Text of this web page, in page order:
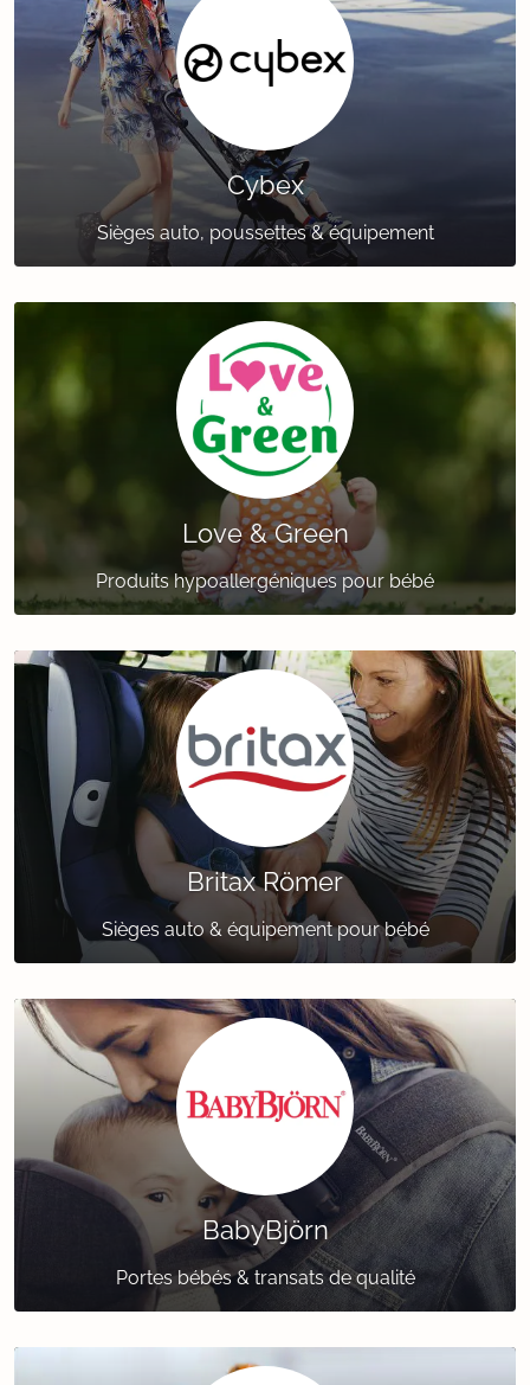
Cybex
Sièges auto, poussettes & équipement
Love & Green
Produits hypoallergéniques pour bébé
Britax Römer
Sièges auto & équipement pour bébé
BabyBjörn
Portes bébés & transats de qualité